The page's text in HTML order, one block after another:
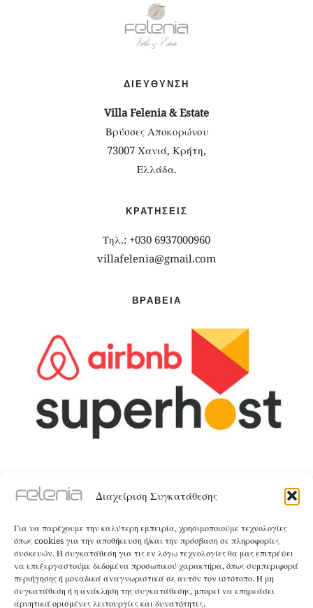
Διαχείριση Συγκατάθεσης
Για να παρέχουμε την καλύτερη εμπειρία, χρησιμοποιούμε τεχνολογίες
όπως cookies για την αποθήκευση ή/και την πρόσβαση σε πληροφορίες
συσκευών. Η συγκατάθεση για τις εν λόγω τεχνολογίες θα μας επιτρέψει
να επεξεργαστούμε δεδομένα προσωπικού χαρακτήρα, όπως συμπεριφορά
περιήγησης ή μοναδικά αναγνωριστικά σε αυτόν τον ιστότοπο. Η μη
συγκατάθεση ή η ανάκληση της συγκατάθεσης, μπορεί να επηρεάσει
αρνητικά ορισμένες λειτουργίες και δυνατότητες.
ΔΙΕΎΘΥΝΣΗ
Villa Felenia & Estate
Βρύσσες Αποκορώνου
73007 Χανιά, Κρήτη,
Ελλάδα.
ΚΡΑΤΉΣΕΙΣ
Τηλ.: +030 6937000960
villafelenia@gmail.com
ΒΡΑΒΕΊΑ
ΚΑΝΤΕ ΚΡΑΤΗΣΗ
The Apartment